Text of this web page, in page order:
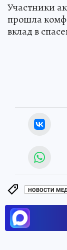
Участники
прошла
вклад в
НОВОСТИ